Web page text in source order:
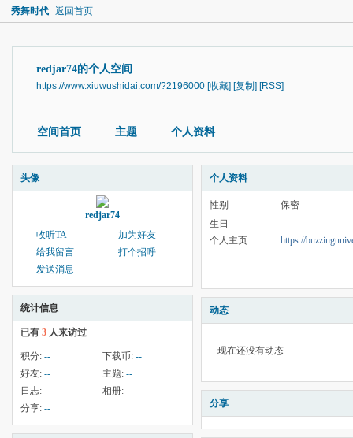
秀舞时代 返回首页
redjar74的个人空间
https://www.xiuwushidai.com/?2196000 [收藏] [复制] [RSS]
空间首页 主题 个人资料
头像
redjar74
收听TA
加为好友
给我留言
打个招呼
发送消息
统计信息
已有 3 人来访过
积分: -- 下载币: --
好友: -- 主题: --
日志: -- 相册: --
分享: --
个人资料
性别
保密
生日
个人主页
https://
动态
现在还没有动态
分享